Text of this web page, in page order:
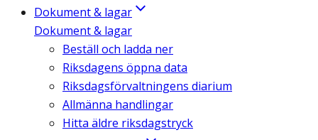
Dokument & lagar
Dokument & lagar
Beställ och ladda ner
Riksdagens öppna data
Riksdagsförvaltningens diarium
Allmänna handlingar
Hitta äldre riksdagstryck